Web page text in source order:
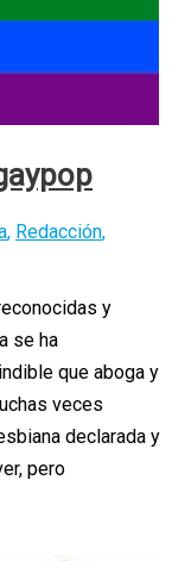
, Redacción,
y
se ha
que aboga y
veces
declarada y
pero